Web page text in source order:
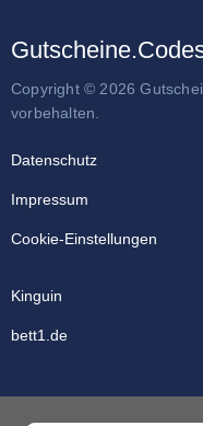
Copyright © 2026
vorbehalten.
Datenschutz
Impressum
Cookie-Einstellungen
Kinguin
bett1.de